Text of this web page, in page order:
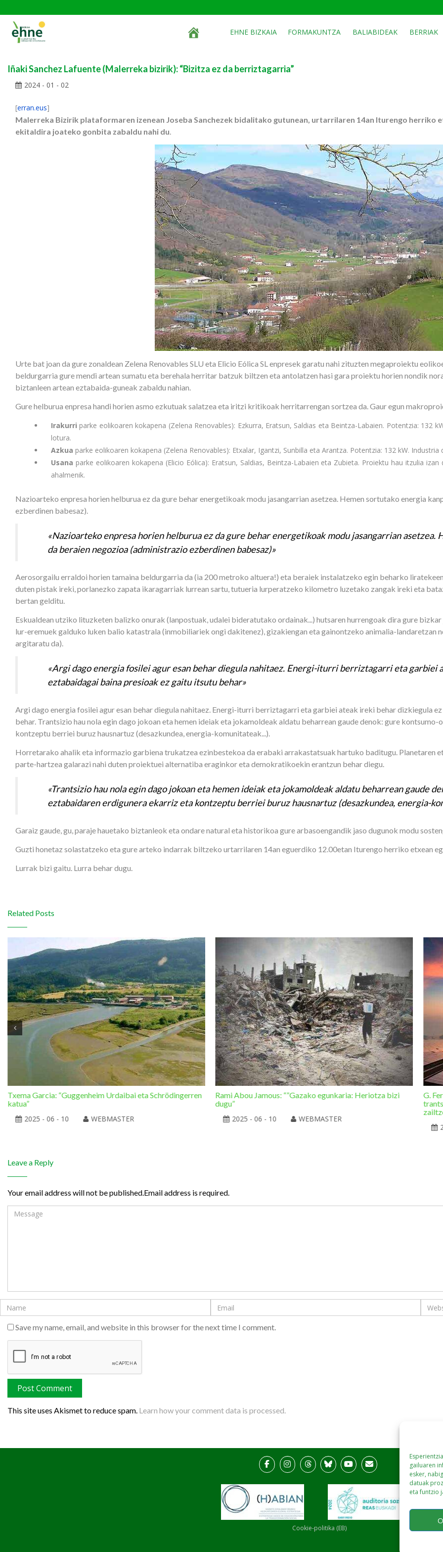
gailuaren
esker,
datuak
eta funtzio
EHNE BIZKAIA FORMAKUNTZA BALIABIDEAK BERRIAK
Iñaki Sanchez Lafuente (Malerreka bizirik): “Bizitza ez da berriztagarria”
2024 - 01 - 02
[erran.eus]
Malerreka Bizirik plataformaren izenean Joseba Sanchezek bidalitako gutunean, urtarrilaren 14an Iturengo herriko
ekitaldira joateko gonbita zabaldu nahi du.
Urte bat joan da gure zonaldean Zelena Renovables SLU eta Elicio Eólica SL enpresek garatu nahi zituzten megaproiektu
beldurgarria gure mendi artean sumatu eta berehala herritar batzuk biltzen eta antolatzen hasi gara proiektu horien nondik
biztanleen artean eztabaida-guneak zabaldu nahian.
Gure helburua enpresa handi horien asmo ezkutuak salatzea eta iritzi kritikoak herritarrengan sortzea da. Gaur egun
Irakurri parke eolikoaren kokapena (Zelena Renovables): Ezkurra, Eratsun, Saldias eta Beintza-Labaien. Potentzia: 132
lotura.
Azkua parke eolikoaren kokapena (Zelena Renovables): Etxalar, Igantzi, Sunbilla eta Arantza. Potentzia: 132 kW.
Usana parke eolikoaren kokapena (Elicio Eólica): Eratsun, Saldias, Beintza-Labaien eta Zubieta. Proiektu hau itzulia
ahalmenik.
Nazioarteko enpresa horien helburua ez da gure behar energetikoak modu jasangarrian asetzea. Hemen sortutako energia
ezberdinen babesaz).
«Nazioarteko enpresa horien helburua ez da gure behar energetikoak modu jasangarrian asetzea.
da beraien negozioa (administrazio ezberdinen babesaz)»
Aerosorgailu erraldoi horien tamaina beldurgarria da (ia 200 metroko altuera!) eta beraiek instalatzeko egin beharko
duten pistak ireki, porlanezko zapata ikaragarriak lurrean sartu, tutueria lurperatzeko kilometro luzetako zangak ireki eta
bertan gelditu.
Eskualdean utziko lituzketen balizko onurak (lanpostuak, udalei bideratutako ordainak...) hutsaren hurrengoak dira gure
lur-eremuek galduko luken balio katastrala (inmobiliariek ongi dakitenez), gizakiengan eta gainontzeko animalia-landaretzan
argitaratu da).
«Argi dago energia fosilei agur esan behar diegula nahitaez. Energi-iturri berriztagarri eta garbiei
eztabaidagai baina presioak ez gaitu itsutu behar»
Argi dago energia fosilei agur esan behar diegula nahitaez. Energi-iturri berriztagarri eta garbiei ateak ireki behar dizkiegula
behar. Trantsizio hau nola egin dago jokoan eta hemen ideiak eta jokamoldeak aldatu beharrean gaude denok: gure
kontzeptu berriei buruz hausnartuz (desazkundea, energia-komunitateak...).
Horretarako ahalik eta informazio garbiena trukatzea ezinbestekoa da erabaki arrakastatsuak hartuko baditugu. Planetaren
parte-hartzea galarazi nahi duten proiektuei alternatiba eraginkor eta demokratikoekin erantzun behar diegu.
«Trantsizio hau nola egin dago jokoan eta hemen ideiak eta jokamoldeak aldatu beharrean gaude
eztabaidaren erdigunera ekarriz eta kontzeptu berriei buruz hausnartuz (desazkundea, energia-
Garaiz gaude, gu, paraje hauetako biztanleok eta ondare natural eta historikoa gure arbasoengandik jaso dugunok modu
Guzti honetaz solastatzeko eta gure arteko indarrak biltzeko urtarrilaren 14an eguerdiko 12.00etan Iturengo herriko etxean
Lurrak bizi gaitu. Lurra behar dugu.
Related Posts
Txema Garcia: “Guggenheim Urdaibai eta Schrödingerren
katua”
2025 - 06 - 10
WEBMASTER
Rami Abou Jamous: “”Gazako egunkaria: Heriotza bizi
dugu”
2025 - 06 - 10
WEBMASTER
G.
Leave a Reply
Your email address will not be published.Email address is required.
Save my name, email, and website in this browser for the next time I comment.
This site uses Akismet to reduce spam. Learn how your comment data is processed.
Cookie-politika (EB)